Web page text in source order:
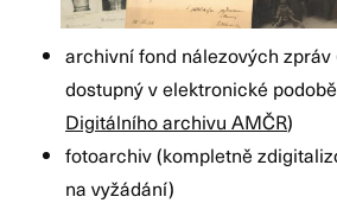
archivní fond nálezových zpráv
dostupný v elektronické
Digitálního archivu AMČR)
fotoarchiv (kompletně
na vyžádání)